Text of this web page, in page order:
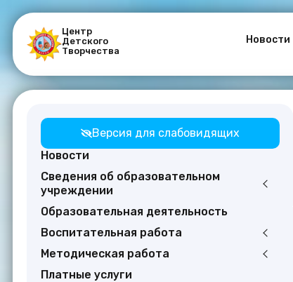
Центр
Детского
Творчества
Новости
Версия для слабовидящих
Новости
Сведения об образовательном
учреждении
Образовательная деятельность
Воспитательная работа
Методическая работа
Платные услуги